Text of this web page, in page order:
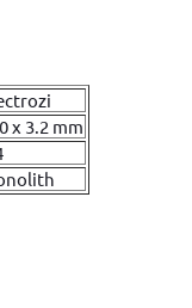
x 3.2 mm